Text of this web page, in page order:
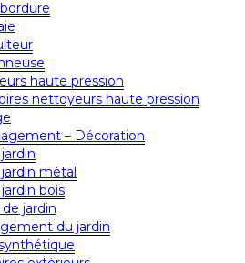
haute pression
nettoyeurs haute pression
– Décoration
métal
bois
jardin
du jardin